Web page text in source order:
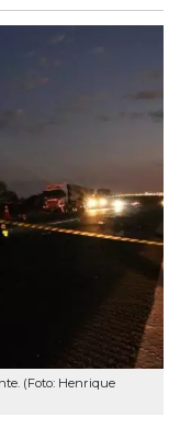
(Foto: Henrique